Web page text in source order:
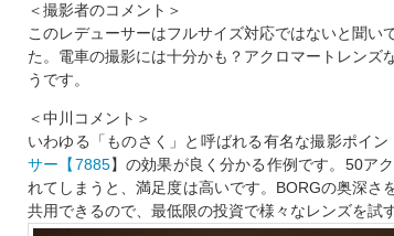
＜撮影者のコメント＞
このレデューサーはフルサイズ対応ではないと聞い
た。電車の撮影には十分かも？アクロマートレンズ
うです。
＜中川コメント＞
いわゆる「ものさく」と呼ばれる有名な撮影ポイン
サー【7885】の効果が良く分かる作例です。50ア
れてしまうと、満足度は高いです。BORGの奥深さ
共用できるので、最低限の投資で様々なレンズを試